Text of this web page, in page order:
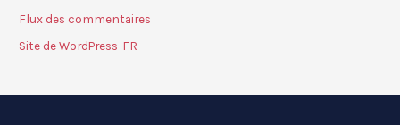
Flux des commentaires
Site de WordPress-FR